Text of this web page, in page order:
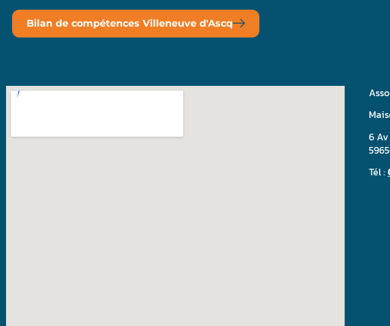
Bilan de compétences Villeneuve d'Ascq
6
Tél :